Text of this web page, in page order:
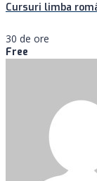
Cursuri limba
30 de ore
Free